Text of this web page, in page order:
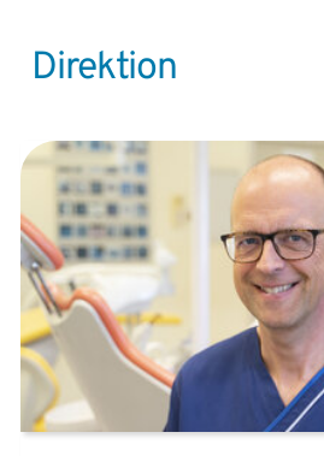
Direktion